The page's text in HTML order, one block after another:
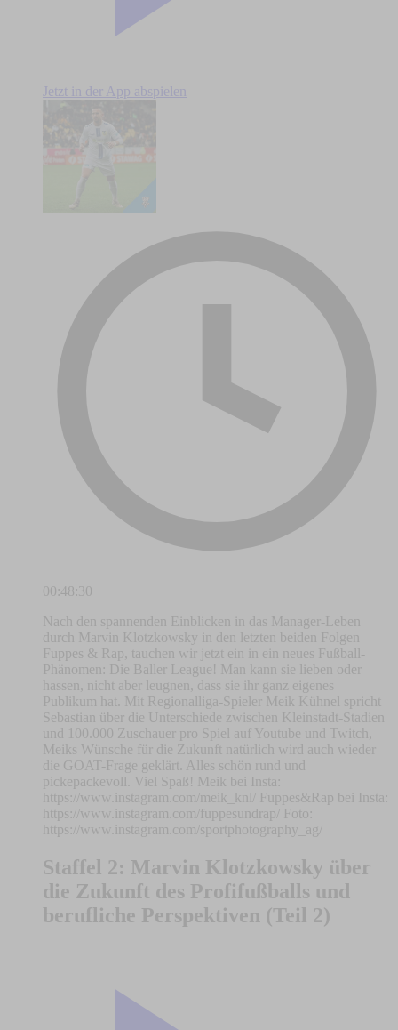
Jetzt in der App abspielen
00:48:30
Nach den spannenden Einblicken in das Manager-Leben
durch Marvin Klotzkowsky in den letzten beiden Folgen
Fuppes & Rap, tauchen wir jetzt ein in ein neues Fußball-
Phänomen: Die Baller League! Man kann sie lieben oder
hassen, nicht aber leugnen, dass sie ihr ganz eigenes
Publikum hat. Mit Regionalliga-Spieler Meik Kühnel spricht
Sebastian über die Unterschiede zwischen Kleinstadt-Stadien
und 100.000 Zuschauer pro Spiel auf Youtube und Twitch,
Meiks Wünsche für die Zukunft natürlich wird auch wieder
die GOAT-Frage geklärt. Alles schön rund und
pickepackevoll. Viel Spaß! Meik bei Insta:
https://www.instagram.com/meik_knl/ Fuppes&Rap bei Insta:
https://www.instagram.com/fuppesundrap/ Foto:
https://www.instagram.com/sportphotography_ag/
Staffel 2: Marvin Klotzkowsky über
die Zukunft des Profifußballs und
berufliche Perspektiven (Teil 2)